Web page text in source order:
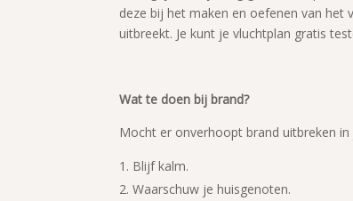
deze bij het maken en oefenen van
uitbreekt. Je kunt je vluchtplan gratis
Wat te doen bij brand?
Mocht er onverhoopt brand uitbreken
Blijf kalm.
Waarschuw je huisgenoten.